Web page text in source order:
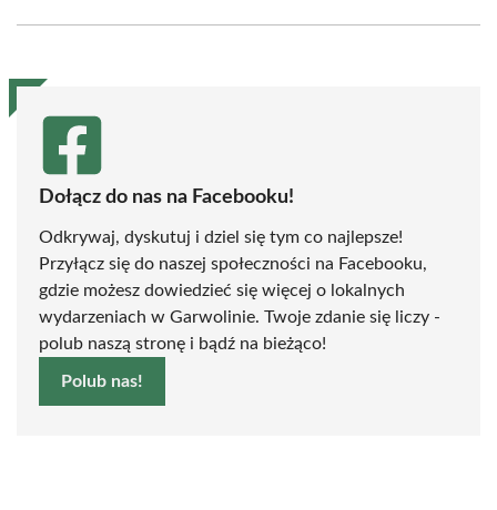
(Twitter)
Dołącz do nas na Facebooku!
Odkrywaj, dyskutuj i dziel się tym co najlepsze!
Przyłącz się do naszej społeczności na Facebooku,
gdzie możesz dowiedzieć się więcej o lokalnych
wydarzeniach w Garwolinie. Twoje zdanie się liczy -
polub naszą stronę i bądź na bieżąco!
Polub nas!